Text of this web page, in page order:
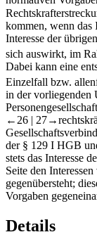
kommen, wenn das
Interesse der
sich auswirkt, im
Dabei kann eine
Einzelfall bzw.
in der vorliegenden
←26 | 27→
der § 129 I HGB
stets das Interesse
Seite den
gegenübersteht;
Vorgaben
Details